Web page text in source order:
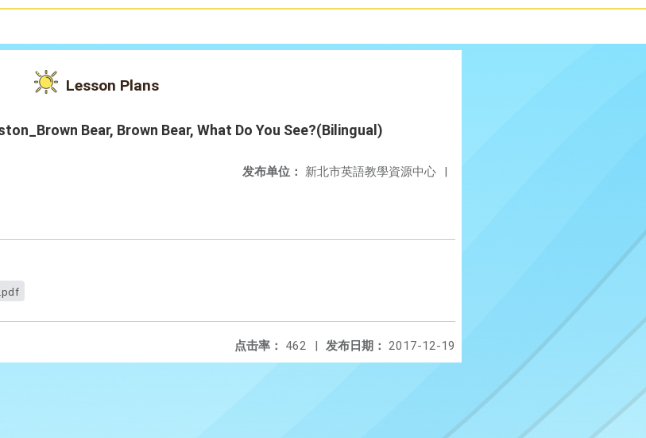
Lesson Plans
Bear, Brown Bear, What Do You See?(Bilingual)
发布单位： 新北市英語教學資源中心 |
发布日期： 2017-12-19
点击率： 462 |